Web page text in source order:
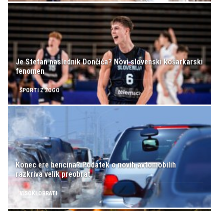
Je Stefan naslednik Dončića? Novi slovenski košarkarski
fenomen
ŠPORTI Z ŽOGO
Konec ere bencina? Podatek o novih avtomobilih
razkriva velik preobrat
VISOKI OBRATI